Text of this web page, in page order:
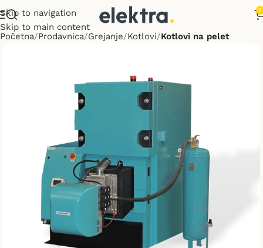
Skip to navigation
Skip to main content
0
Početna Prodavnica Grejanje Kotlovi Kotlovi na pelet